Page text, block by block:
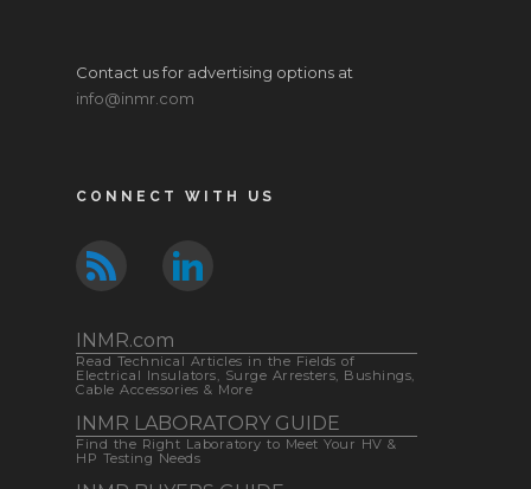
Contact us for advertising options at
info@inmr.com
CONNECT WITH US
INMR.com
Read Technical Articles in the Fields of
Electrical Insulators, Surge Arresters, Bushings,
Cable Accessories & More
INMR LABORATORY GUIDE
Find the Right Laboratory to Meet Your HV &
HP Testing Needs